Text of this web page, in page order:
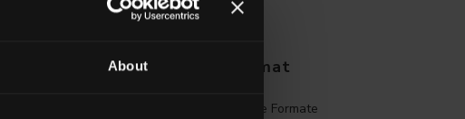
About Format
Grosse Formate